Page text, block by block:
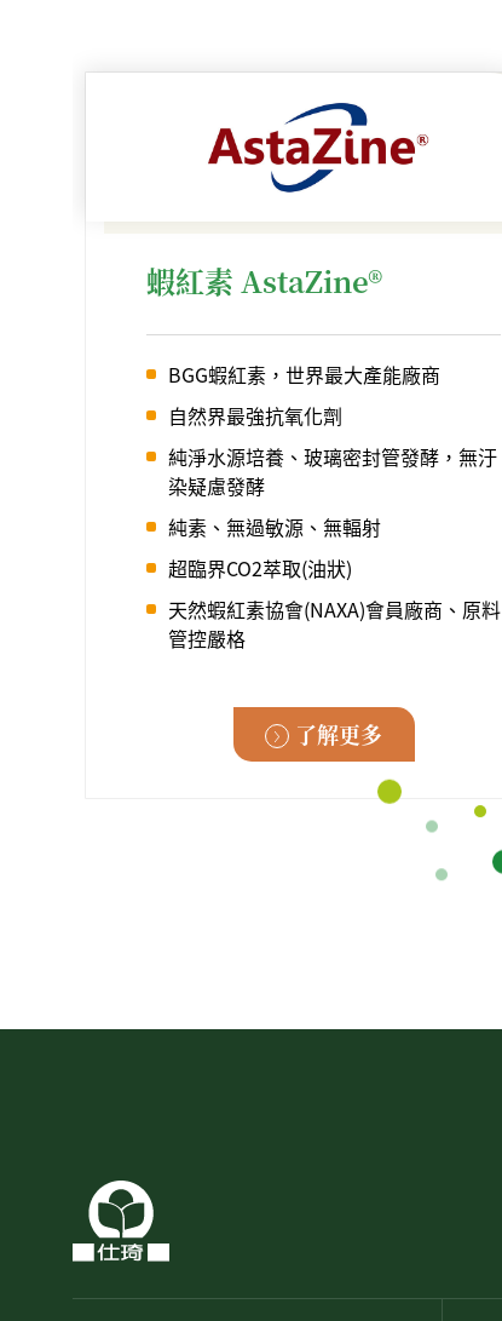
蝦紅素 AstaZine®
BGG蝦紅素，世界最大產能廠商
自然界最強抗氧化劑
純淨水源培養、玻璃密封管發酵，無汙
染疑慮發酵
純素、無過敏源、無輻射
超臨界CO2萃取(油狀)
天然蝦紅素協會(NAXA)會員廠商、原料
管控嚴格
了解更多